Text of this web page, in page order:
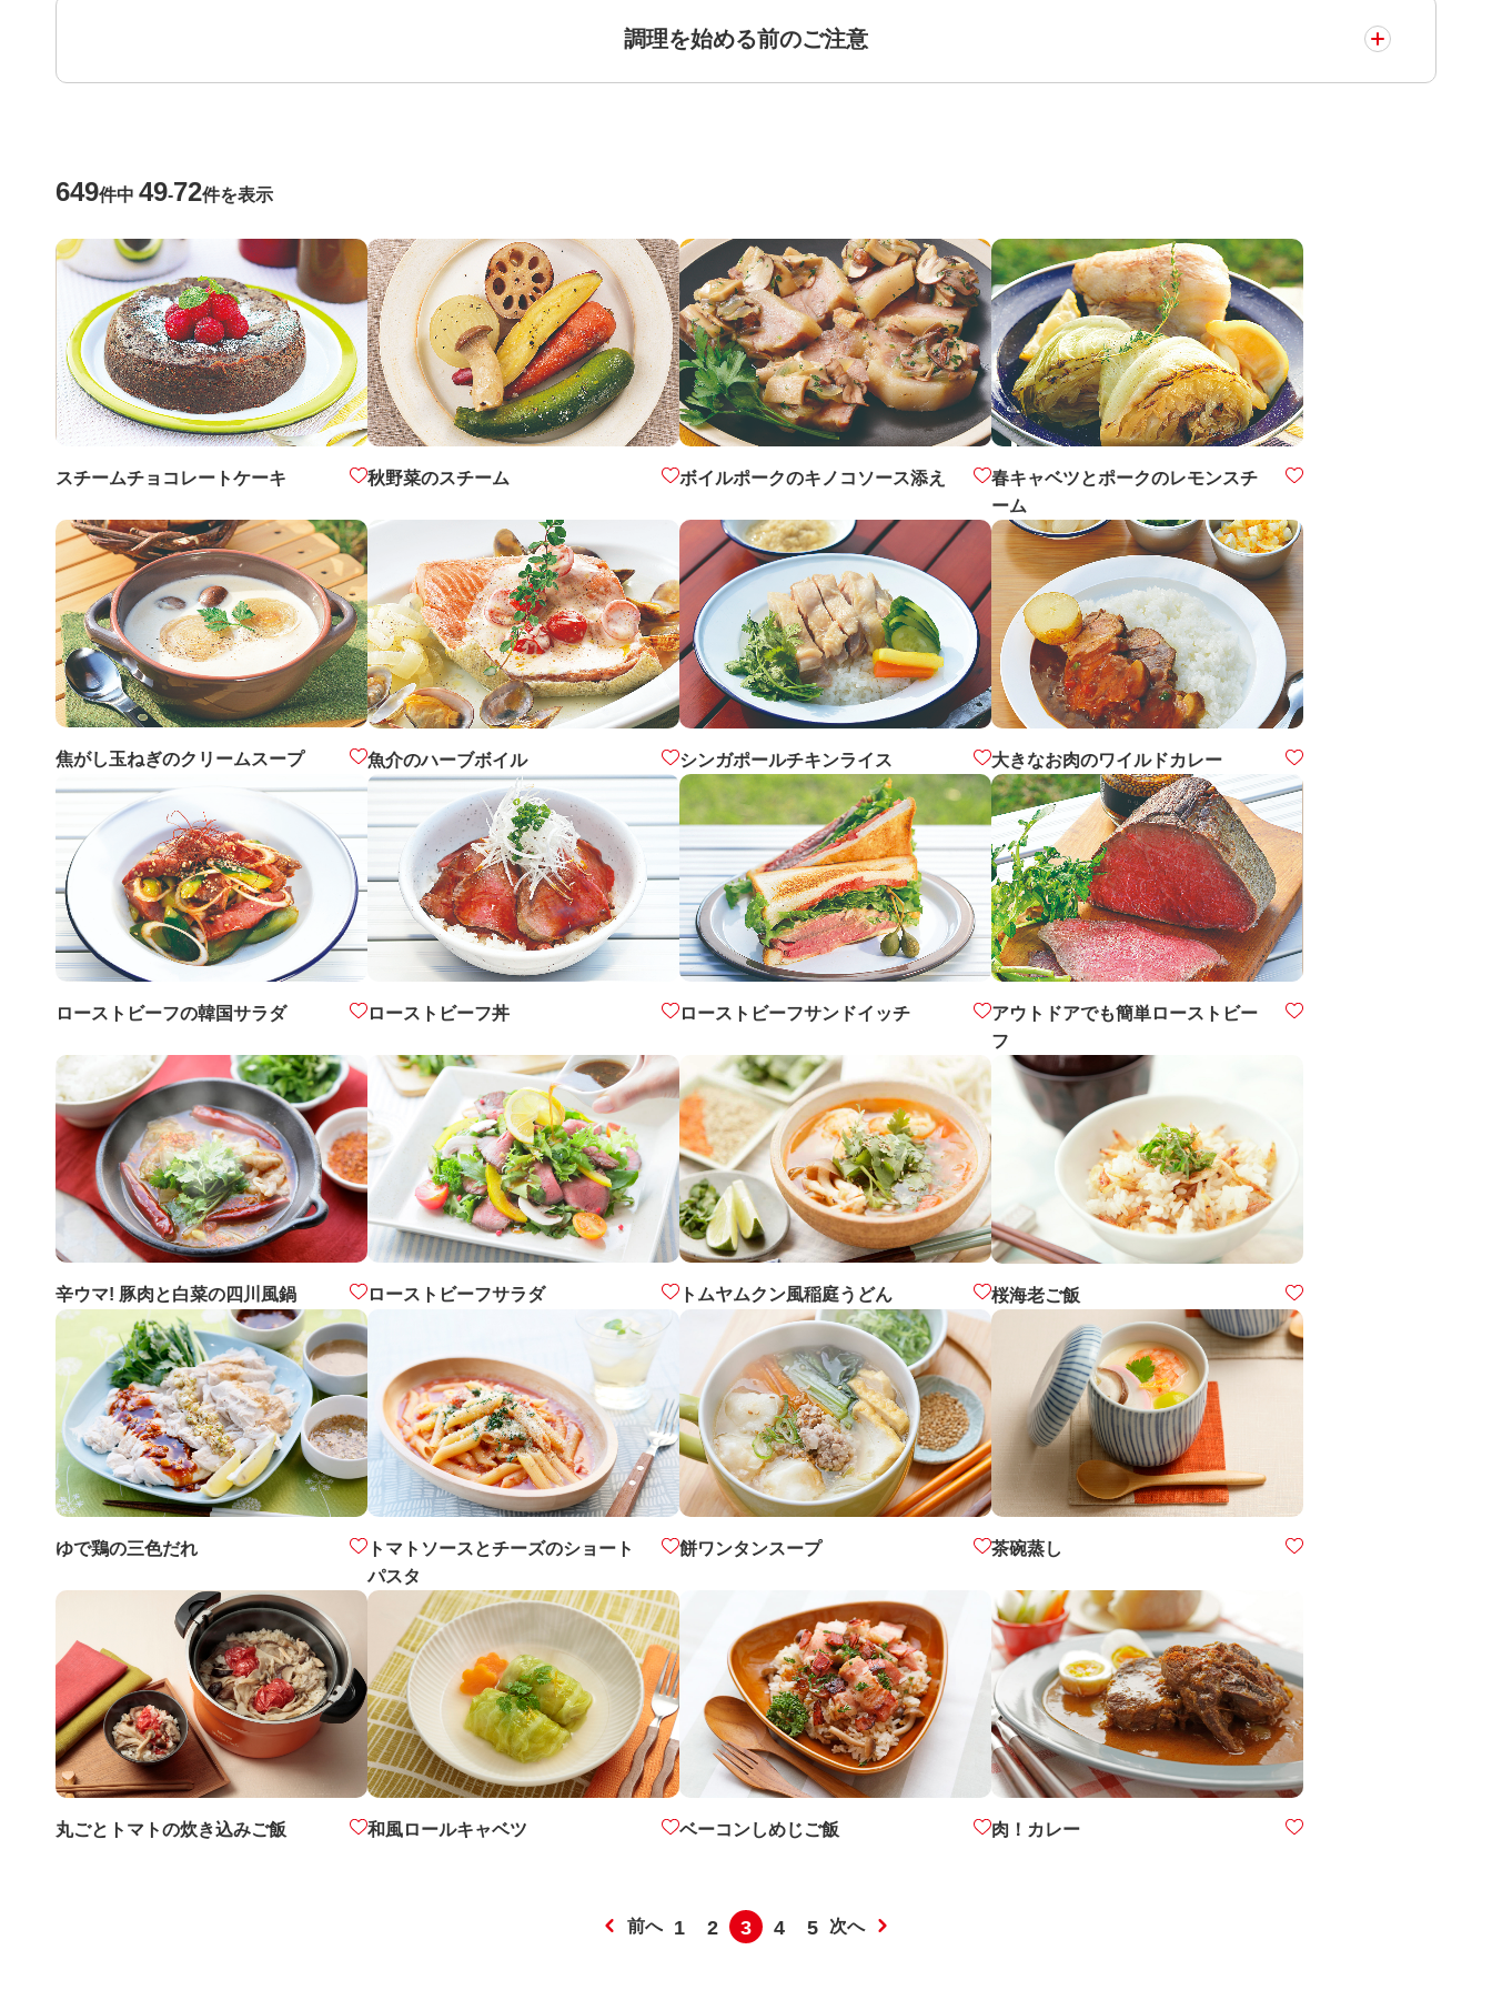
調理を始める前のご注意
649件中 49-72件を表示
スチームチョコレートケーキ 秋野菜のスチーム ボイルポークのキノコソース添え
春キャベツとポークのレモンスチ
ーム
焦がし玉ねぎのクリームスープ 魚介のハーブボイル シンガポールチキンライス 大きなお肉のワイルドカレー
ローストビーフの韓国サラダ ローストビーフ丼 ローストビーフサンドイッチ
アウトドアでも簡単ローストビー
フ
辛ウマ! 豚肉と白菜の四川風鍋 ローストビーフサラダ トムヤムクン風稲庭うどん 桜海老ご飯
ゆで鶏の三色だれ
トマトソースとチーズのショート
パスタ
餅ワンタンスープ 茶碗蒸し
丸ごとトマトの炊き込みご飯 和風ロールキャベツ ベーコンしめじご飯 肉！カレー
前へ 1 2 3 4 5 次へ